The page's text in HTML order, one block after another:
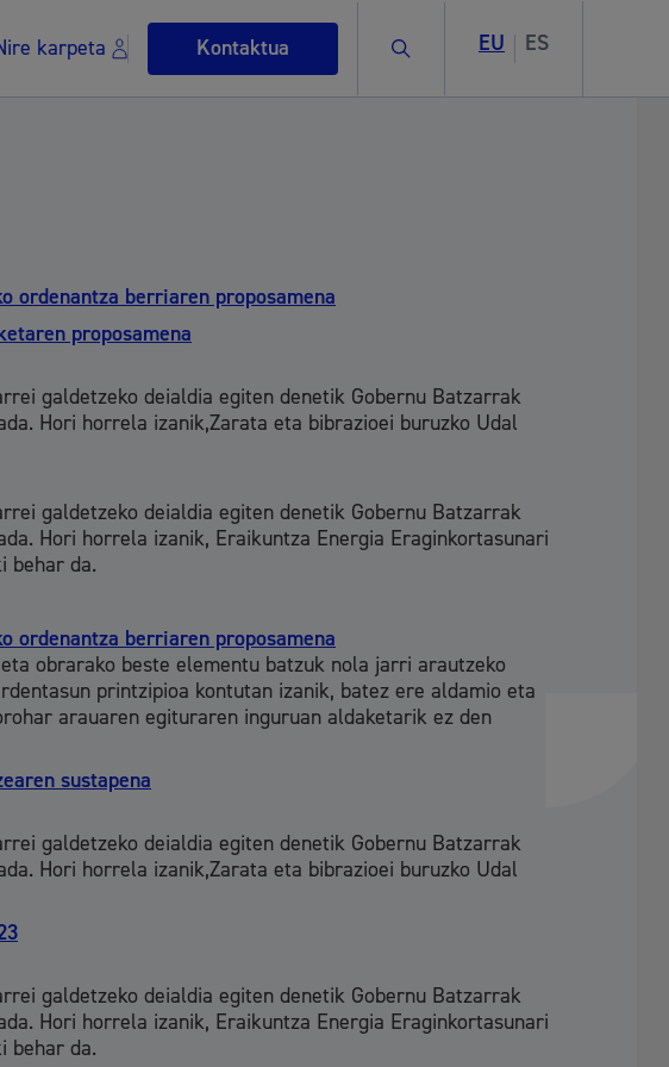
karpeta Kontaktua Bilatu EU ES
eta isunak
ekonomikoa eta enplegua
giza eskubideak eta bizikidetza
ordenantza berriaren proposamena
proposamena
galdetzeko deialdia egiten denetik Gobernu Batzarrak
Hori horrela izanik,Zarata eta bibrazioei buruzko Udal
galdetzeko deialdia egiten denetik Gobernu Batzarrak
Hori horrela izanik, Eraikuntza Energia Eraginkortasunari
behar da.
ordenantza berriaren proposamena
obrarako beste elementu batzuk nola jarri arautzeko
printzipioa kontutan izanik, batez ere aldamio eta
arauaren egituraren inguruan aldaketarik ez den
sustapena
galdetzeko deialdia egiten denetik Gobernu Batzarrak
Hori horrela izanik,Zarata eta bibrazioei buruzko Udal
galdetzeko deialdia egiten denetik Gobernu Batzarrak
Hori horrela izanik, Eraikuntza Energia Eraginkortasunari
behar da.